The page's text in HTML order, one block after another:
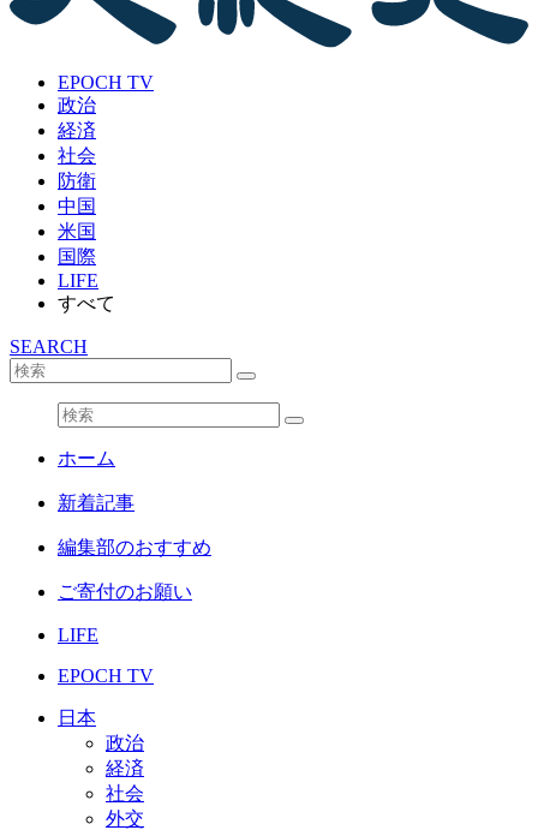
EPOCH TV
政治
経済
社会
防衛
中国
米国
国際
LIFE
すべて
SEARCH
ホーム
新着記事
編集部のおすすめ
ご寄付のお願い
LIFE
EPOCH TV
日本
政治
経済
社会
外交